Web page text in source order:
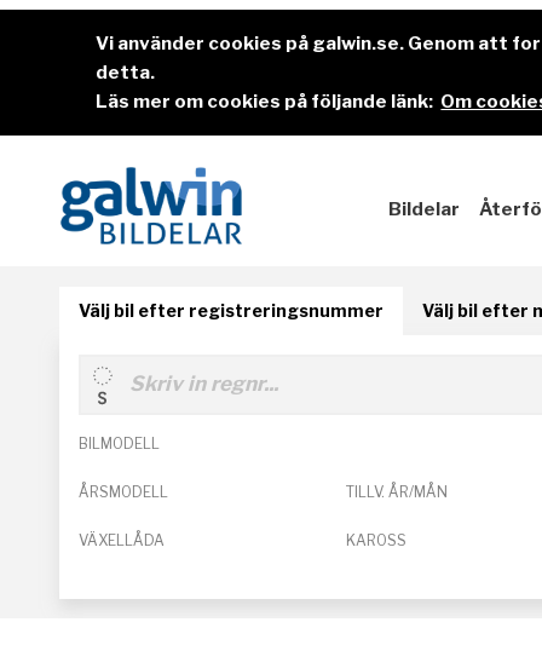
Vi använder cookies på galwin.se. Genom att
detta.
Läs mer om cookies på följande länk: Om
Bildelar
Välj bil efter registreringsnummer Välj bil efter
BILMODELL
ÅRSMODELL TILLV. ÅR/MÅN
VÄXELLÅDA KAROSS